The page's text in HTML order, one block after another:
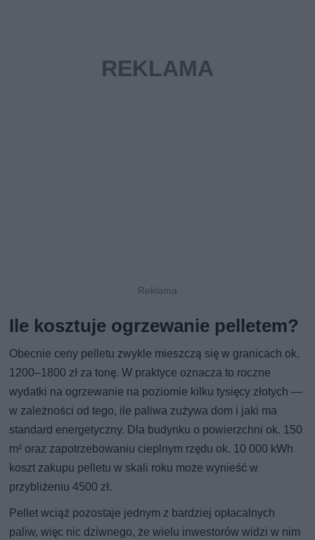
Ile kosztuje ogrzewanie pelletem?
Obecnie ceny pelletu zwykle mieszczą się w granicach ok.
1200–1800 zł za tonę. W praktyce oznacza to roczne
wydatki na ogrzewanie na poziomie kilku tysięcy złotych —
w zależności od tego, ile paliwa zużywa dom i jaki ma
standard energetyczny. Dla budynku o powierzchni ok. 150
m² oraz zapotrzebowaniu cieplnym rzędu ok. 10 000 kWh
koszt zakupu pelletu w skali roku może wynieść w
przybliżeniu 4500 zł.
Pellet wciąż pozostaje jednym z bardziej opłacalnych
paliw, więc nic dziwnego, że wielu inwestorów widzi w nim